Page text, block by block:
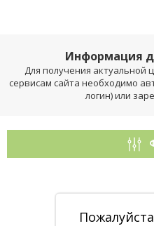
Информация
Для получения актуальной
сервисам сайта необходимо
логин) или